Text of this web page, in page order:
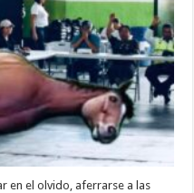
en el olvido, aferrarse a las